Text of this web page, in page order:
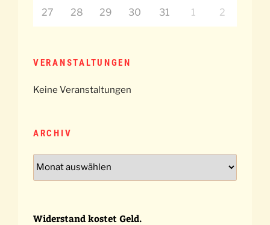
27 28 29 30 31 1 2
VERANSTALTUNGEN
Keine Veranstaltungen
ARCHIV
Archiv
Widerstand kostet Geld.